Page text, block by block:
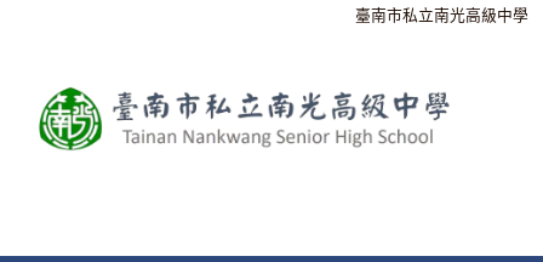
臺南市私立南光高級中學